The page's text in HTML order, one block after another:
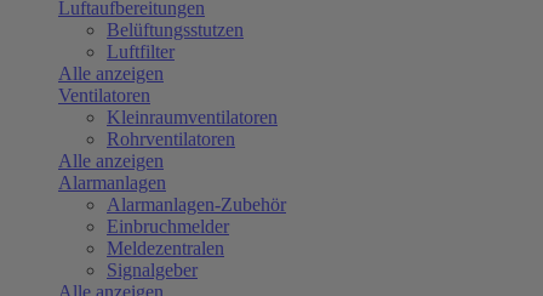
Luftaufbereitungen
Belüftungsstutzen
Luftfilter
Alle anzeigen
Ventilatoren
Kleinraumventilatoren
Rohrventilatoren
Alle anzeigen
Alarmanlagen
Alarmanlagen-Zubehör
Einbruchmelder
Meldezentralen
Signalgeber